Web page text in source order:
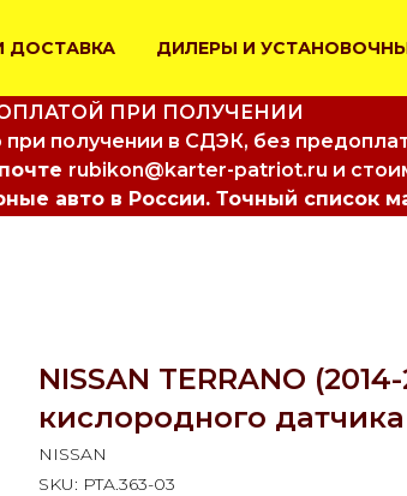
ДОСТАВКА ДИЛЕРЫ И
ПРИ ПОЛУЧЕНИИ
получении в СДЭК, без
rubikon@karter-patriot.ru и
авто в России. Точный список
NISSAN TERRANO
кислородного
NISSAN
SKU: PTA.363-03